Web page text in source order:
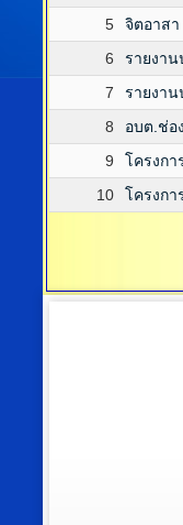
5
จิตอาส
6
รายงา
7
รายงา
8
อบต.ช่อ
9
โครงก
10
โครงก